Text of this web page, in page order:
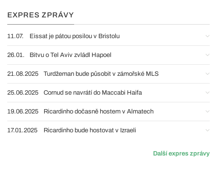
EXPRES ZPRÁVY
11.07. Eissat je pátou posilou v Bristolu
26.01. Bitvu o Tel Aviv zvládl Hapoel
21.08.2025 Turdžeman bude působit v zámořské MLS
25.06.2025 Cornud se navrátí do Maccabi Haifa
19.06.2025 Ricardinho dočasně hostem v Almatech
17.01.2025 Ricardinho bude hostovat v Izraeli
Další expres zprávy